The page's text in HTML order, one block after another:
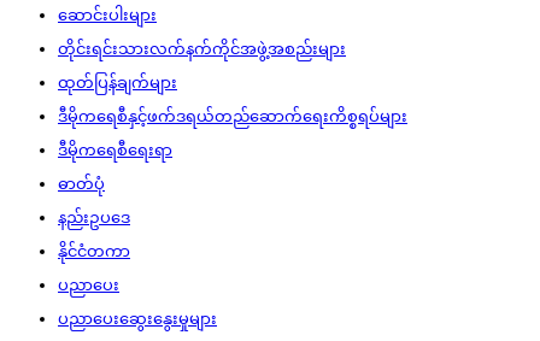
ဆောင်းပါးများ
တိုင်းရင်းသားလက်နက်ကိုင်အဖွဲ့အစည်းများ
ထုတ်ပြန်ချက်များ
ဒီမိုကရေစီနှင့်ဖက်ဒရယ်တည်ဆောက်‌ရေးကိစ္စရပ်များ
ဒီမိုကရေစီရေးရာ
ဓာတ်ပုံ
နည်းဥပဒေ
နိုင်ငံတကာ
ပညာပေး
ပညာပေးဆွေးနွေးမှုများ